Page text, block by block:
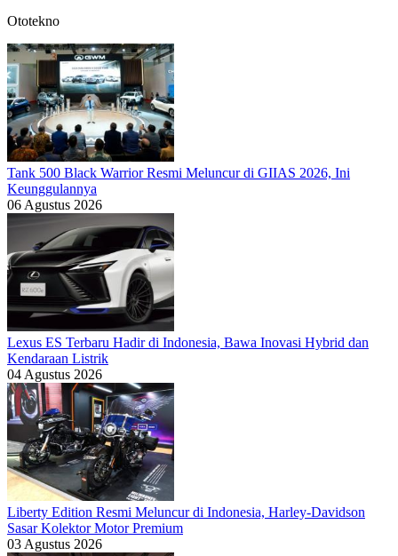
Ototekno
Tank 500 Black Warrior Resmi Meluncur di GIIAS 2026, Ini
Keunggulannya
06 Agustus 2026
Lexus ES Terbaru Hadir di Indonesia, Bawa Inovasi Hybrid dan
Kendaraan Listrik
04 Agustus 2026
Liberty Edition Resmi Meluncur di Indonesia, Harley-Davidson
Sasar Kolektor Motor Premium
03 Agustus 2026